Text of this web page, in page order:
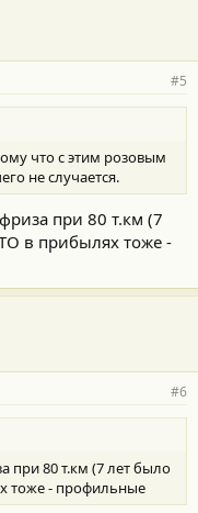
#5
что с этим розовым
не случается.
при 80 т.км (7
в прибылях тоже -
#6
при 80 т.км (7 лет было
тоже - профильные